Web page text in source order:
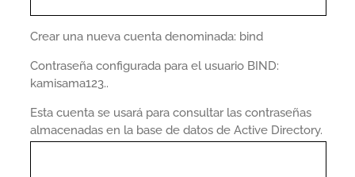
Crear una nueva cuenta denominada: bind
Contraseña configurada para el usuario BIND:
kamisama123..
Esta cuenta se usará para consultar las contraseñas
almacenadas en la base de datos de Active Directory.